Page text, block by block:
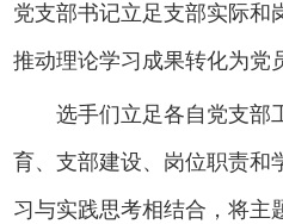
党支部书记立足支部实际和
推动理论学习成果转化为党
选手们立足各自党支部
育、支部建设、岗位职责和
习与实践思考相结合，将主